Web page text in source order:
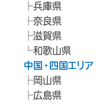
兵庫県
奈良県
滋賀県
和歌山県
中国・四国エリア
岡山県
広島県